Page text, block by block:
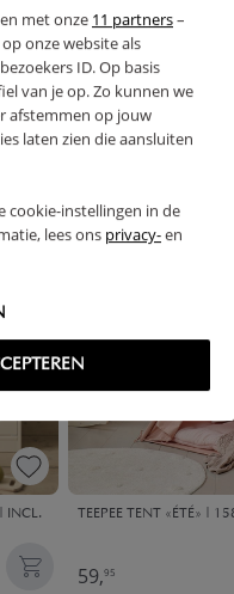
met onze 11 partners–
onze website als
ID. Op basis
van je op. Zo kunnen we
afstemmen op jouw
laten zien die aansluiten
cookie-instellingen in de
lees ons privacy-en
TOGETHER
INCL.
TEEPEE TENT «ÉTÉ» |
59,95